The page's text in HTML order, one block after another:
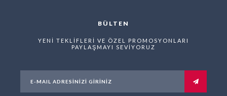
BÜLTEN
YENİ TEKLİFLERİ VE ÖZEL PROMOSYONLARI
PAYLAŞMAYI SEVİYORUZ